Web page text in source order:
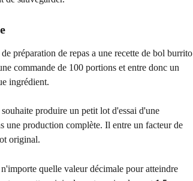
préparation de repas a une recette de bol burrito
commande de 100 portions et entre donc un
ingrédient.
produire un petit lot d'essai d'une
une production complète. Il entre un facteur de
original.
quelle valeur décimale pour atteindre